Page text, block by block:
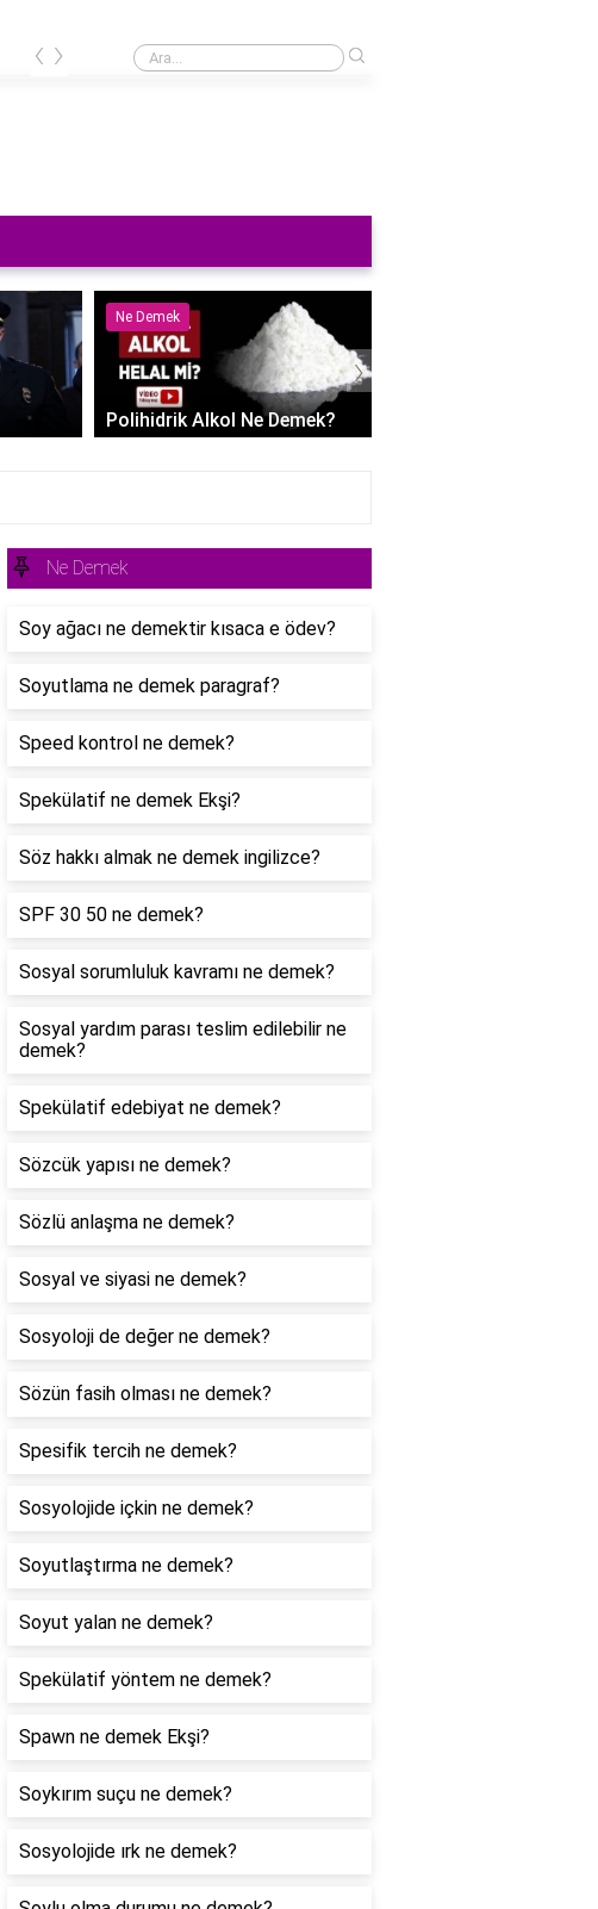
57. hükümet başbakanı kim?
‹ ›
Ne Demek
Polihidrik Alkol Ne Demek?
›
Ne Demek
Soy ağacı ne demektir kısaca e ödev?
Soyutlama ne demek paragraf?
Speed kontrol ne demek?
Spekülatif ne demek Ekşi?
Söz hakkı almak ne demek ingilizce?
SPF 30 50 ne demek?
Sosyal sorumluluk kavramı ne demek?
Sosyal yardım parası teslim edilebilir ne
demek?
Spekülatif edebiyat ne demek?
Sözcük yapısı ne demek?
Sözlü anlaşma ne demek?
Sosyal ve siyasi ne demek?
Sosyoloji de değer ne demek?
Sözün fasih olması ne demek?
Spesifik tercih ne demek?
Sosyolojide içkin ne demek?
Soyutlaştırma ne demek?
Soyut yalan ne demek?
Spekülatif yöntem ne demek?
Spawn ne demek Ekşi?
Soykırım suçu ne demek?
Sosyolojide ırk ne demek?